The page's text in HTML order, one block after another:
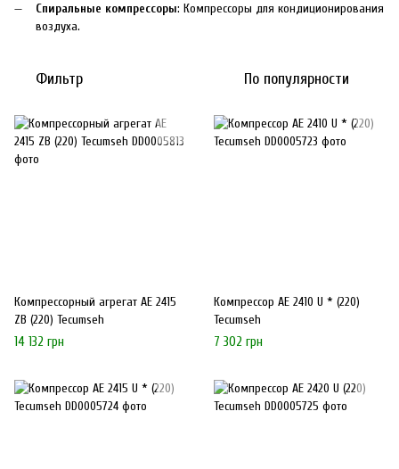
Спиральные компрессоры: Компрессоры для кондиционирования
воздуха.
Фильтр По популярности
Компрессорный агрегат AE 2415
ZB (220) Tecumseh
14 132 грн
Компрессор AE 2410 U * (220)
Tecumseh
7 302 грн